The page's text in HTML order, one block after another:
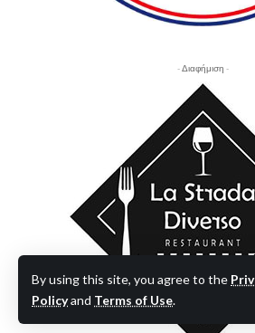
By using this site, you agree to the
Policyand Terms of Use.
- Διαφήμιση -